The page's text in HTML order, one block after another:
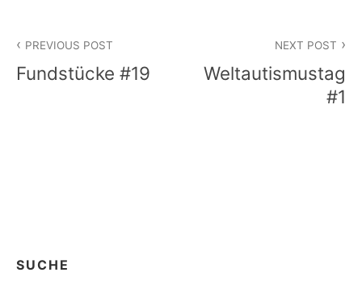
PREVIOUS POST
Fundstücke #19
NEXT POST
Weltautismustag
#1
SUCHE